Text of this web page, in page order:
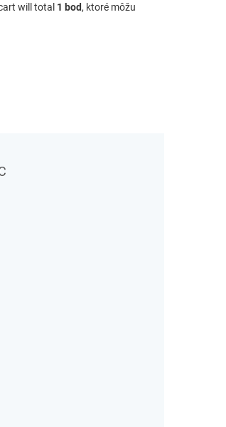
will total 1 bod, ktoré môžu